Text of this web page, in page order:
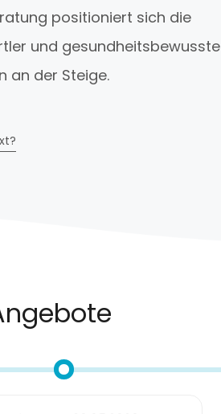
positioniert sich die
und gesundheitsbewusste
an der Steige.